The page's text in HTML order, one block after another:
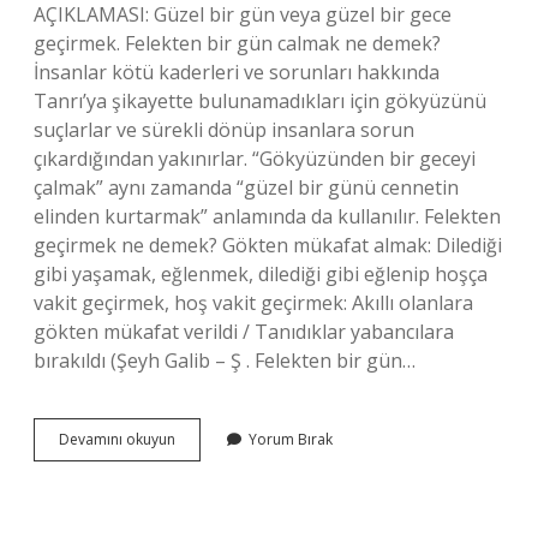
AÇIKLAMASI: Güzel bir gün veya güzel bir gece
geçirmek. Felekten bir gün calmak ne demek?
İnsanlar kötü kaderleri ve sorunları hakkında
Tanrı’ya şikayette bulunamadıkları için gökyüzünü
suçlarlar ve sürekli dönüp insanlara sorun
çıkardığından yakınırlar. “Gökyüzünden bir geceyi
çalmak” aynı zamanda “güzel bir günü cennetin
elinden kurtarmak” anlamında da kullanılır. Felekten
geçirmek ne demek? Gökten mükafat almak: Dilediği
gibi yaşamak, eğlenmek, dilediği gibi eğlenip hoşça
vakit geçirmek, hoş vakit geçirmek: Akıllı olanlara
gökten mükafat verildi / Tanıdıklar yabancılara
bırakıldı (Şeyh Galib – Ş . Felekten bir gün…
Devamını okuyun Felekten
1
Yorum Bırak